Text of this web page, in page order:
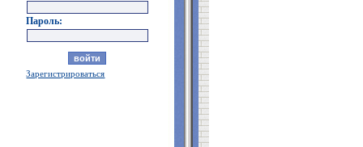
Пароль:
Зарегистрироваться